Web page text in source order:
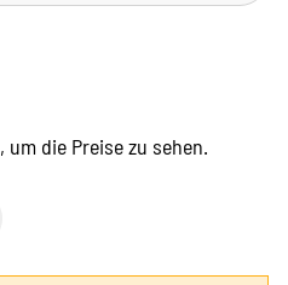
, um die Preise zu sehen.